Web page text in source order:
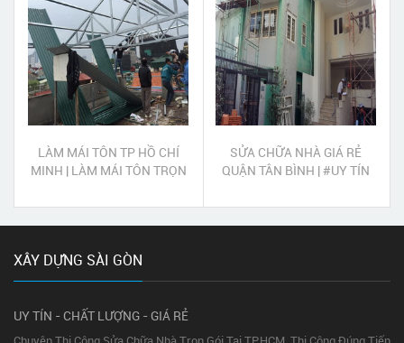
LÀM MÁI TÔN TP HỒ CHÍ
MINH | LÀM MÁI TÔN TRỌN
SỬA CHỮA NHÀ GIÁ RẺ
QUẬN TÂN BÌNH | #UY TÍN
XÂY DỰNG SÀI GÒN
UY TÍN - CHẤT LƯỢNG - GIÁ RẺ